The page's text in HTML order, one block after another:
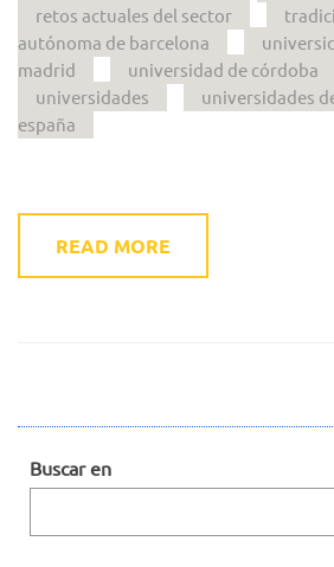
retos actuales del sector
autónoma de barcelona
madrid
universidad de córdoba
universidades
universidades
españa
READ MORE
Buscar en